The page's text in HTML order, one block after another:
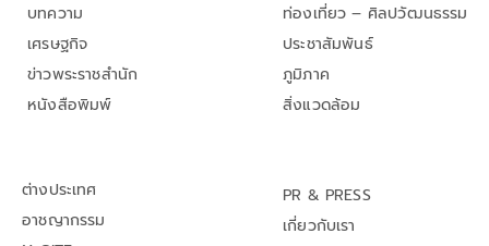
บทความ
เศรษฐกิจ
ข่าวพระราชสำนัก
หนังสือพิมพ์
ท่องเที่ยว – ศิลปวัฒนธรรม
ประชาสัมพันธ์
ภูมิภาค
สิ่งแวดล้อม
ต่างประเทศ
อาชญากรรม
PR & PRESS
เกี่ยวกับเรา